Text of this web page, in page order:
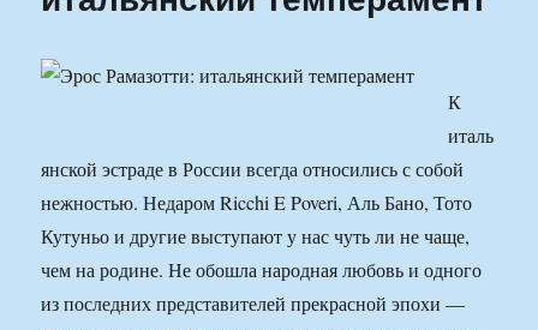
К
италь
янской эстраде в России всегда относились с собой
нежностью. Недаром Ricchi E Poveri, Аль Бано, Тото
Кутуньо и другие выступают у нас чуть ли не чаще,
чем на родине. Не обошла народная любовь и одного
из последних представителей прекрасной эпохи —